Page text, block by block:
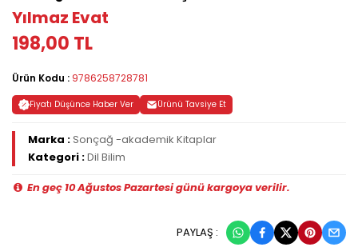
Yılmaz Evat
198,00 TL
Ürün Kodu : 9786258728781
Fiyatı Düşünce Haber Ver Ürünü Tavsiye Et
Marka :Sonçağ -akademik Kitaplar
Kategori :Dil Bilim
En geç 10 Ağustos Pazartesi günü kargoya verilir.
PAYLAŞ :